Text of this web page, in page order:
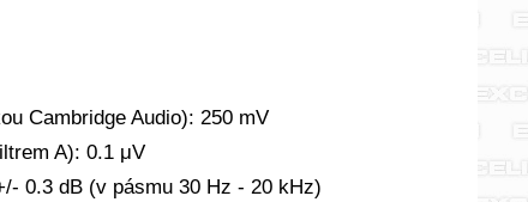
Cambridge Audio): 250 mV
A): 0.1 μV
0.3 dB (v pásmu 30 Hz - 20 kHz)